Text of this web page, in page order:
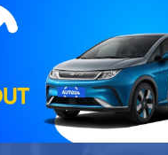
: vous voyez la
en toute confiance